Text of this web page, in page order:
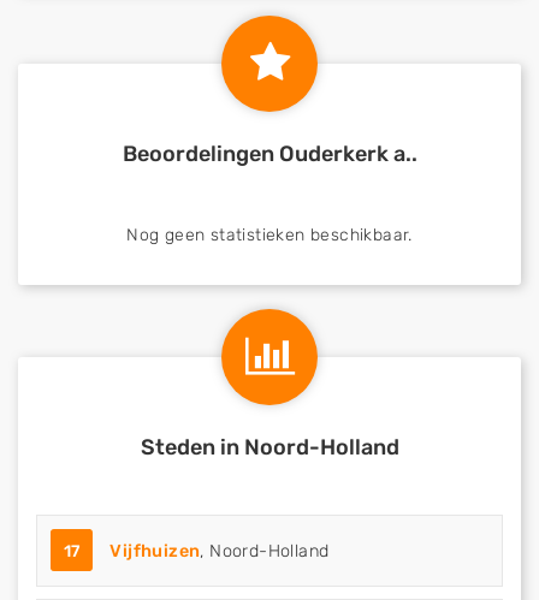
Beoordelingen Ouderkerk a..
Nog geen statistieken beschikbaar.
Steden in Noord-Holland
17 Vijfhuizen, Noord-Holland